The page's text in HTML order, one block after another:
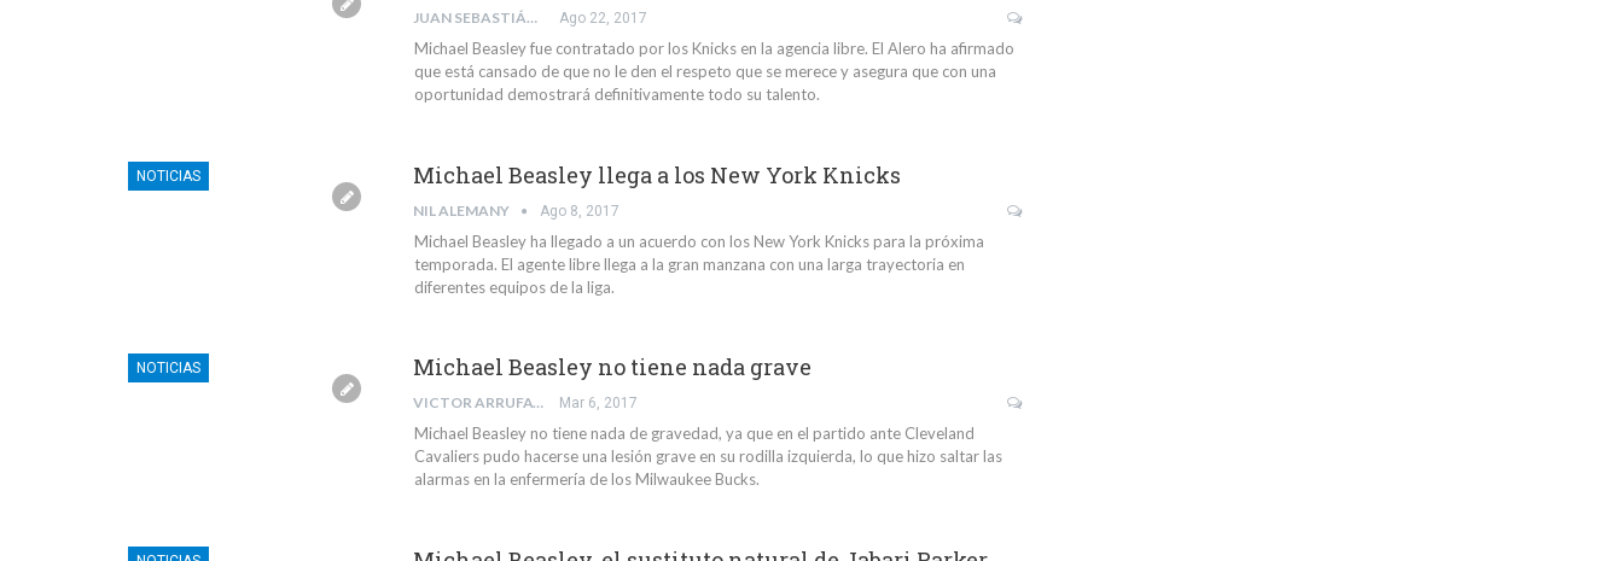
JUAN SEBASTIÁN PRIETO GALEANO Ago 22, 2017
Michael Beasley fue contratado por los Knicks en la agencia libre. El Alero ha afirmado
que está cansado de que no le den el respeto que se merece y asegura que con una
oportunidad demostrará definitivamente todo su talento.
NOTICIAS Michael Beasley llega a los New York Knicks
NIL ALEMANY Ago 8, 2017
Michael Beasley ha llegado a un acuerdo con los New York Knicks para la próxima
temporada. El agente libre llega a la gran manzana con una larga trayectoria en
diferentes equipos de la liga.
NOTICIAS Michael Beasley no tiene nada grave
VICTOR ARRUFAT EDO Mar 6, 2017
Michael Beasley no tiene nada de gravedad, ya que en el partido ante Cleveland
Cavaliers pudo hacerse una lesión grave en su rodilla izquierda, lo que hizo saltar las
alarmas en la enfermería de los Milwaukee Bucks.